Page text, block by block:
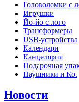
Головоломки с
Игрушки
Йо-йо с лого
Трансформеры
USB-устройства
Календари
Канцелярия
Подарочная
Наушники и Ко.
Новости